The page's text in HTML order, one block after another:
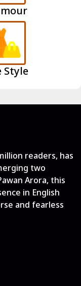
Style
readers, has
two
Arora, this
in English
and fearless